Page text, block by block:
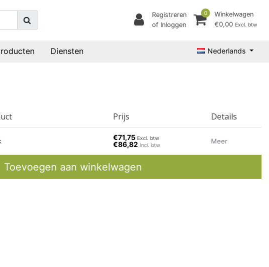
Registreren
of Inloggen
0
Winkelwagen
€0,00 Excl. btw
Diensten Nederlands
Prijs Details
€71,75 Excl. btw
€86,82 Incl. btw
Meer
Toevoegen aan winkelwagen